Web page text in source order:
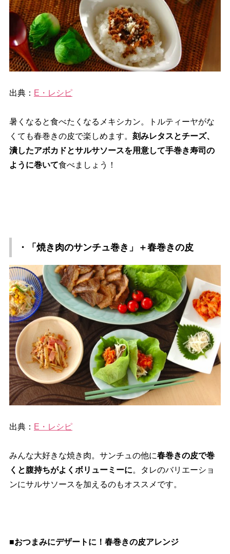
出典： E・レシピ
暑くなると食べたくなるメキシカン。トルティーヤがな
くても春巻きの皮で楽しめます。 刻みレタスとチーズ、
潰したアボカドとサルサソースを用意して手巻き寿司の
ように巻いて食べましょう！
・「焼き肉のサンチュ巻き」＋春巻きの皮
出典： E・レシピ
みんな大好きな焼き肉。サンチュの他に春巻きの皮で巻
くと腹持ちがよくボリューミーに。タレのバリエーショ
ンにサルサソースを加えるのもオススメです。
■おつまみにデザートに！春巻きの皮アレンジ